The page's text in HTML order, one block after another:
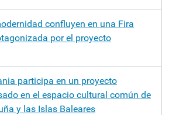
confluyen en una Fira
por el proyecto
participa en un proyecto
en el espacio cultural común de
y las Islas Baleares